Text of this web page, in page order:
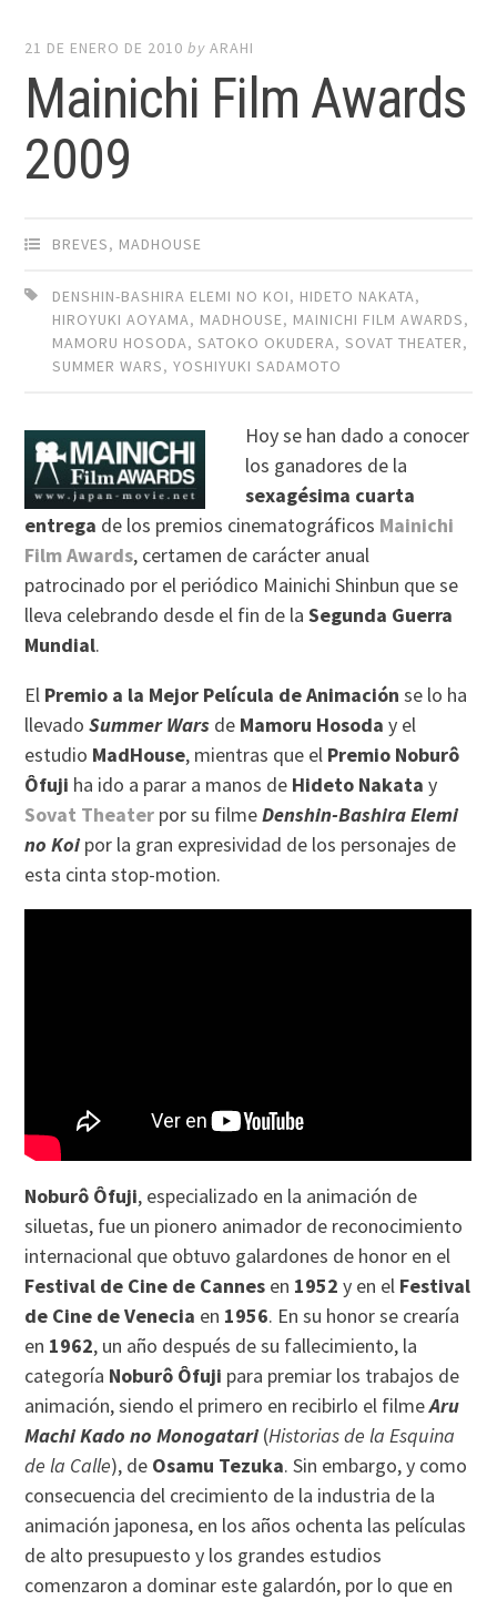
21 DE ENERO DE 2010 byARAHI
Mainichi Film Awards
2009
BREVES, MADHOUSE
DENSHIN-BASHIRA ELEMI NO KOI, HIDETO NAKATA,
HIROYUKI AOYAMA, MADHOUSE, MAINICHI FILM AWARDS,
MAMORU HOSODA,SATOKO OKUDERA,SOVAT THEATER,
SUMMER WARS,YOSHIYUKI SADAMOTO
Hoy se han dado a conocer
los ganadores de la
sexagésima cuarta
entrega de los premios cinematográficos Mainichi
Film Awards, certamen de carácter anual
patrocinado por el periódico Mainichi Shinbun que se
lleva celebrando desde el fin de laSegunda Guerra
Mundial.
El Premio a la Mejor Película de Animación se lo ha
llevadoSummer Wars de Mamoru Hosoda y el
estudio MadHouse, mientras que el Premio Noburô
Ôfuji ha ido a parar a manos de Hideto Nakata y
Sovat Theater por su filmeDenshin-Bashira Elemi
no Koipor la gran expresividad de los personajes de
esta cinta stop-motion.
Noburô Ôfuji, especializado en la animación de
siluetas, fue un pionero animador de reconocimiento
internacional que obtuvo galardones de honor en el
Festival de Cine de Cannes en 1952 y en el Festival
de Cine de Venecia en 1956. En su honor se crearía
en 1962, un año después de su fallecimiento, la
categoría Noburô Ôfuji para premiar los trabajos de
animación, siendo el primero en recibirlo el filmeAru
Machi Kado no Monogatari(Historias de la Esquina
de la Calle), de Osamu Tezuka. Sin embargo, y como
consecuencia del crecimiento de la industria de la
animación japonesa, en los años ochenta las películas
de alto presupuesto y los grandes estudios
comenzaron a dominar este galardón, por lo que en